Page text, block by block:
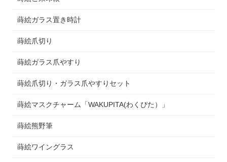
蒔絵ガラス置き時計
蒔絵爪切り
蒔絵ガラス爪やすり
蒔絵爪切り・ガラス爪やすりセット
蒔絵マスクチャーム「WAKUPITA(わくぴた）」
蒔絵熊野筆
蒔絵ワイングラス